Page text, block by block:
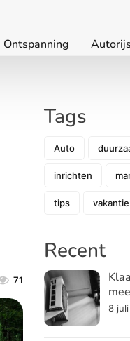
Ontspanning
71
Tags
Auto
inrichten
tips vakantie
Recent
8